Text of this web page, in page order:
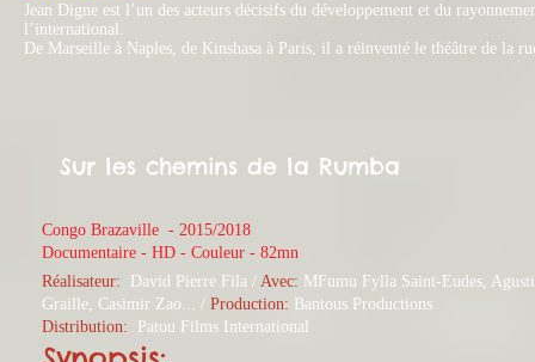
Jean Digne est l’un des acteurs décisifs du développement et du
l’international.
De Marseille à Naples, de Kinshasa à Paris, il a réinventé le théâtre de la
Congo Brazaville - 2015/2018
​Documentaire - HD - Couleur - 82mn
Réalisateur:
David Pierre Fila / Avec: MFumu Fylla Saint-Eudes,
Graille, Casimir Zao... / Production: Bantous Productions
Distribution:
Patou Films International
Sur les chemins de la Rumba